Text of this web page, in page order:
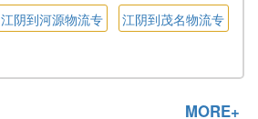
线
线
江阴到河源物流专
江阴到茂名物流专
MORE+